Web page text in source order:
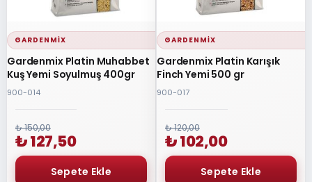
GARDENMIX
Gardenmix Platin Muhabbet
Kuş Yemi Soyulmuş 400gr
900-014
₺ 150,00
₺ 127,50
GARDENMIX
Gardenmix Platin Karışık
Finch Yemi 500 gr
900-017
₺ 120,00
₺ 102,00